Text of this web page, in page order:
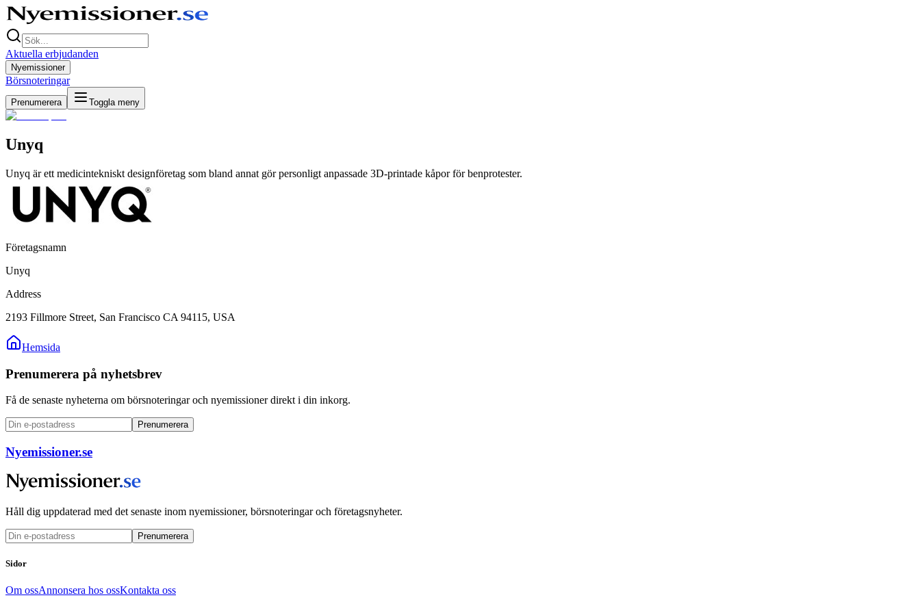
Aktuella erbjudanden
Nyemissioner
Börsnoteringar
Prenumerera Toggla meny
Unyq
Unyq är ett medicintekniskt designföretag som bland annat gör personligt anpassade 3D-printade kåpor för benprotester.
Företagsnamn
Unyq
Address
2193 Fillmore Street, San Francisco CA 94115, USA
Hemsida
Prenumerera på nyhetsbrev
Få de senaste nyheterna om börsnoteringar och nyemissioner direkt i din inkorg.
Prenumerera
Nyemissioner.se
Håll dig uppdaterad med det senaste inom nyemissioner, börsnoteringar och företagsnyheter.
Prenumerera
Sidor
Om ossAnnonsera hos ossKontakta oss